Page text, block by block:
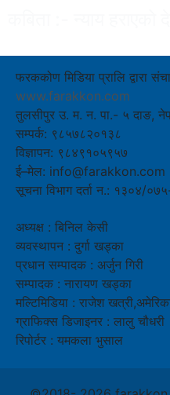
फरककोण मिडिया प्रालि द्वारा
www.farakkon.com
तुलसीपुर उ. म. न. पा.- ५ दाङ,
सम्पर्क: ९८५७८२०१३८
विज्ञापन: ९८४९१०५९५७
ई–मेल: info@farakkon.com
सूचना विभाग दर्ता न.: १३०४/
अध्यक्ष : बिनिल केसी
व्यवस्थापन : दुर्गा खड्का
प्रधान सम्पादक : अर्जुन गिरी
सम्पादक : नारायण खड्का
मल्टिमिडिया : राजेश
ग्राफिक्स डिजाइनर : लालु चौधरी
रिपोर्टर : यमकला भुसाल